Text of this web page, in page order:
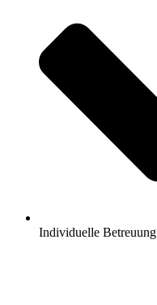
Individuelle Betreuung